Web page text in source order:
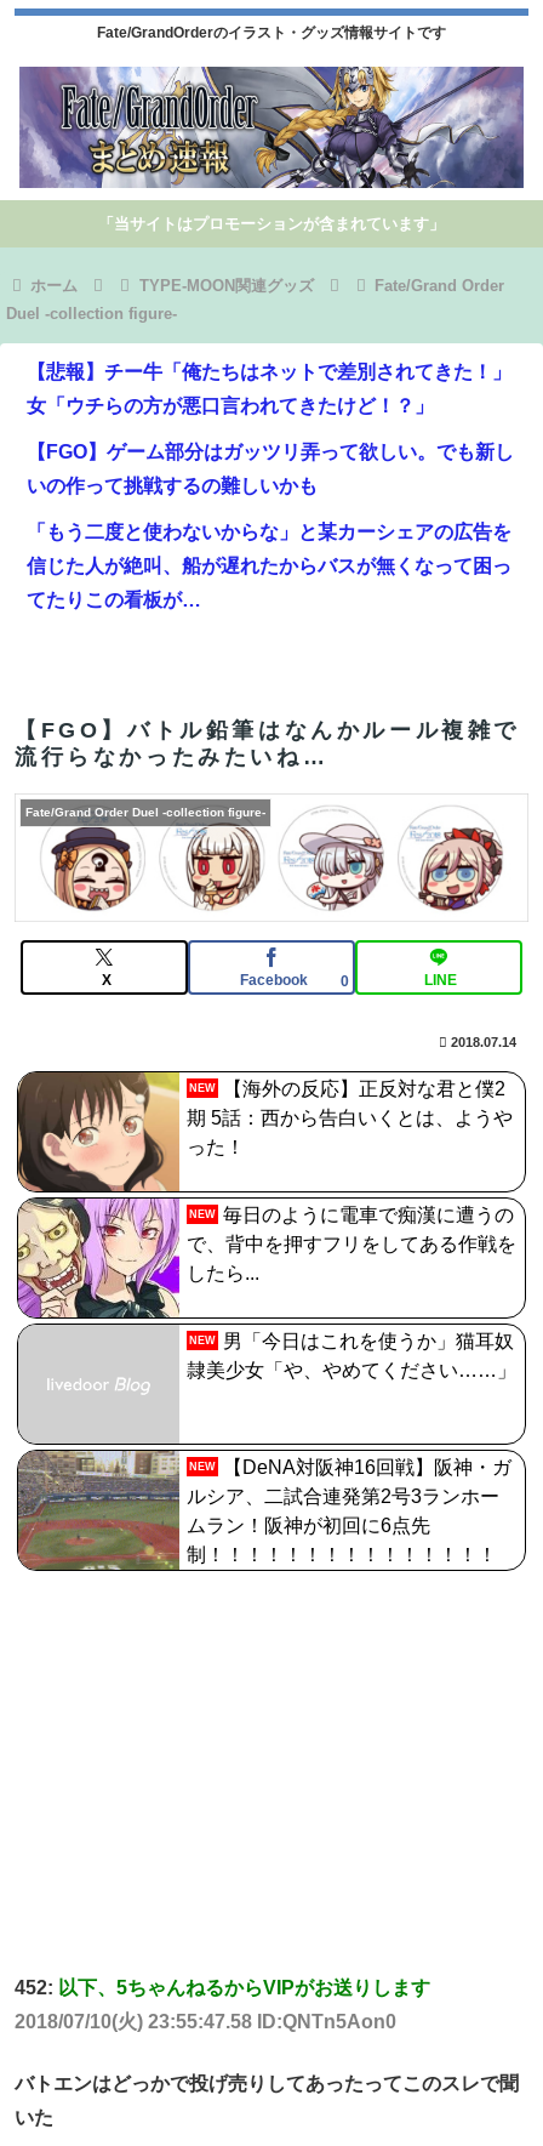
Fate/GrandOrderのイラスト・グッズ情報サイトです
「当サイトはプロモーションが含まれています」
ホーム TYPE-MOON関連グッズ
Fate/Grand Order
Duel -collection figure-
【悲報】チー牛「俺たちはネットで差別されてきた！」
女「ウチらの方が悪口言われてきたけど！？」
【FGO】ゲーム部分はガッツリ弄って欲しい。でも新し
いの作って挑戦するの難しいかも
「もう二度と使わないからな」と某カーシェアの広告を
信じた人が絶叫、船が遅れたからバスが無くなって困っ
てたりこの看板が…
報ステの気象予報士さん、こういうのでいいんだよって
いう横乳の張り
【FGO】ゲーム部分はガッツリ弄って欲しい。でも新し
いの作って挑戦するの難しいかも
【画像】フジテレビで水着JKｗｗｗｗｗｗｗｗｗｗｗ
ｗｗｗｗｗ
【FGO】まず宇宙進出が霊長譲ることに繋がるのが納得
してない
【雑談】アニプレックスってFGO以外で稼げるスマホゲ
ームってあるんだっけ？
【FGO】神に愛された星1バッファー。アマデウス強化
がすごいと話題に
【FGO】コミカライズ「英霊剣豪七番勝負」【第47話】
勝負四・五番目（六）と先読み【第48話】決着 配信!!
【画像】福岡、こんなのが普通に走ってるｗｗｗｗｗｗ
ｗｗｗｗｗｗｗｗｗｗ
【FGO】スルトくんは保険に使えたのかね実際
【FGO】バトル鉛筆はなんかルール複雑で
流行らなかったみたいね…
Fate/Grand Order Duel -collection figure-
X Facebook 0 LINE
2018.07.14
NEW
【海外の反応】正反対な君と僕2
期 5話：西から告白いくとは、ようや
った！
NEW 毎日のように電車で痴漢に遭うの
で、背中を押すフリをしてある作戦を
したら...
NEW
男「今日はこれを使うか」猫耳奴
隷美少女「や、やめてください……」
NEW
【DeNA対阪神16回戦】阪神・ガ
ルシア、二試合連発第2号3ランホー
ムラン！阪神が初回に6点先
制！！！！！！！！！！！！！！！
452: 以下、5ちゃんねるからVIPがお送りします
2018/07/10(火) 23:55:47.58 ID:QNTn5Aon0
バトエンはどっかで投げ売りしてあったってこのスレで聞
いた